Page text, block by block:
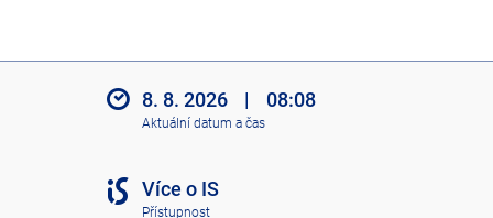
8. 8. 2026 | 08:08
Aktuální datum a čas
Více o IS
Přístupnost